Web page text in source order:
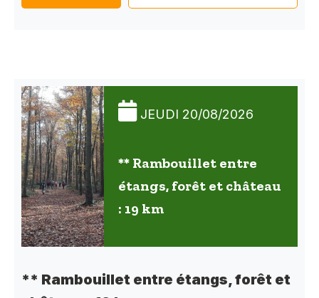
JEUDI 20/08/2026
** Rambouillet entre
étangs, forêt et château
: 19 km
** Rambouillet entre étangs, forêt et